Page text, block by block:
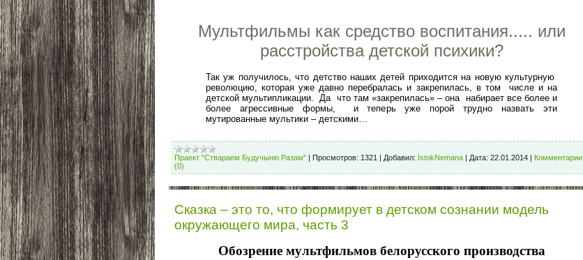
Мультфильмы как средство воспитания..... или
расстройства детской психики?
Так уж получилось, что детство наших детей приходится на новую культурную
революцию, которая уже давно перебралась и закрепилась, в том числе и на
детской мультипликации. Да что там «закрепилась» – она набирает все более и
более агрессивные формы, и теперь уже порой трудно назвать эти
мутированные мультики – детскими…
Праект "Ствараем Будучыню Разам" | Просмотров: 1321 | Добавил: IstokNemana | Дата: 22.01.2014 | Комментарии
(0)
Сказка – это то, что формирует в детском сознании модель
окружающего мира, часть 3
Обозрение мультфильмов белорусского производства